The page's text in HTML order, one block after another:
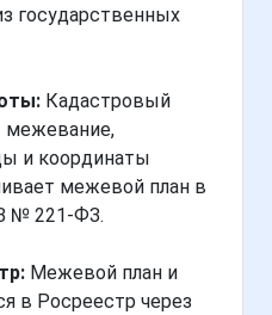
государственных
Кадастровый
межевание,
и координаты
межевой план в
№ 221-ФЗ.
Межевой план и
в Росреестр через